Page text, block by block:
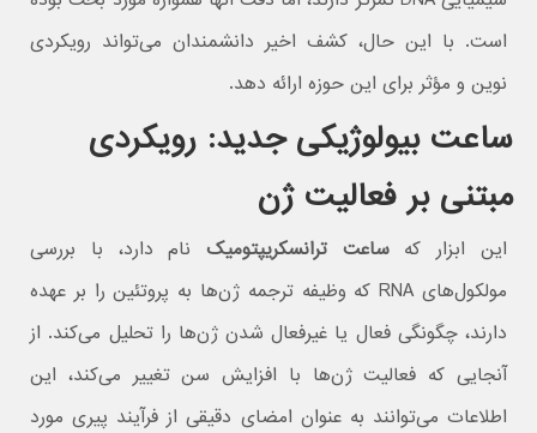
است. با این حال، کشف اخیر دانشمندان می‌تواند رویکردی
نوین و مؤثر برای این حوزه ارائه دهد.
ساعت بیولوژیکی جدید: رویکردی
مبتنی بر فعالیت ژن
این ابزار کهساعت ترانسکریپتومیکنام دارد، با بررسی
مولکول‌های RNA که وظیفه ترجمه ژن‌ها به پروتئین را بر عهده
دارند، چگونگی فعال یا غیرفعال شدن ژن‌ها را تحلیل می‌کند. از
آنجایی که فعالیت ژن‌ها با افزایش سن تغییر می‌کند، این
اطلاعات می‌توانند به عنوان امضای دقیقی از فرآیند پیری مورد